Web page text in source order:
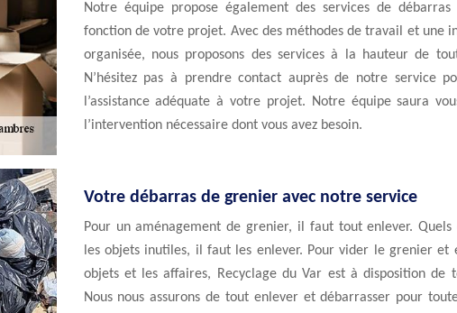
Notre équipe propose également des services de
fonction de votre projet. Avec des méthodes de travail et une
organisée, nous proposons des services à la hauteur de
N’hésitez pas à prendre contact auprès de notre service
l’assistance adéquate à votre projet. Notre équipe saura
l’intervention nécessaire dont vous avez besoin.
Votre débarras de grenier avec notre service
Pour un aménagement de grenier, il faut tout enlever. Quels
les objets inutiles, il faut les enlever. Pour vider le grenier et
objets et les affaires, Recyclage du Var est à disposition de
Nous nous assurons de tout enlever et débarrasser pour